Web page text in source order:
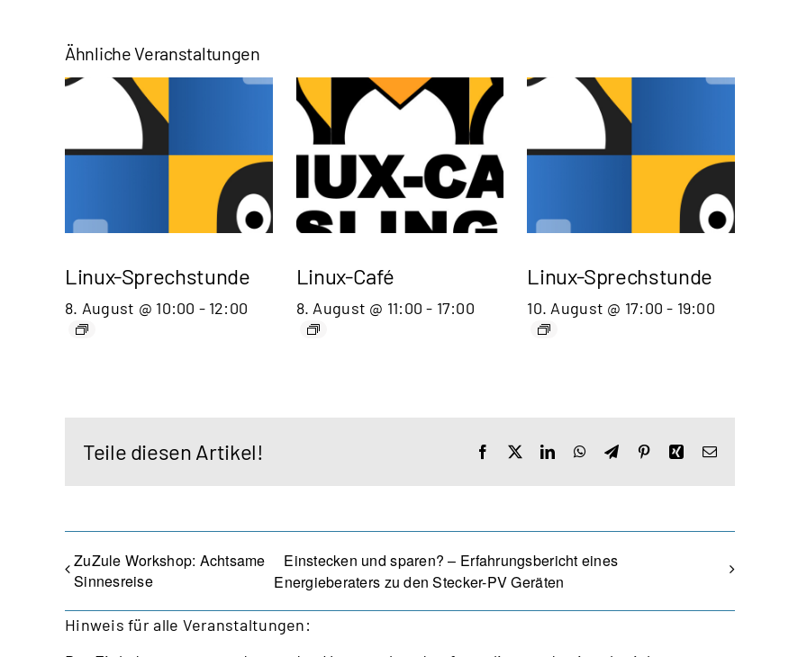
Ähnliche Veranstaltungen
Linux-Sprechstunde
8. August @ 10:00 - 12:00
Linux-Café
8. August @ 11:00 - 17:00
Linux-Sprechstunde
10. August @ 17:00 - 19:00
Teile diesen Artikel! Facebook LinkedInWhatsApp
TelegramPinterestXingE-
ZuZule Workshop: Achtsame
Sinnesreise
Einstecken und sparen? – Erfahrungsbericht eines
Energieberaters zu den Stecker-PV Geräten
Hinweis für alle Veranstaltungen: